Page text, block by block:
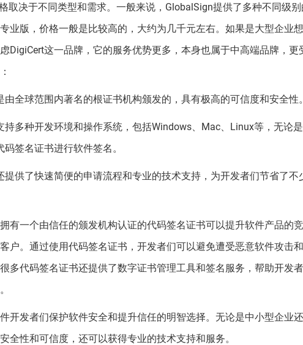
取决于不同类型和需求。一般来说，GlobalSign提供了多种不同级
业版，价格一般是比较高的，大约为几千元左右。如果是大型企业
DigiCert这一品牌，它的服务优势更多，本身也属于中高端品牌，更
由全球范围内著名的根证书机构颁发的，具有极高的可信度和安全性。
持多种开发环境和操作系统，包括Windows、Mac、Linux等，无论
签名证书进行软件签名。
提供了快速简便的申请流程和专业的技术支持，为开发者们节省了不
有一个由信任的颁发机构认证的代码签名证书可以提升软件产品的
户。通过使用代码签名证书，开发者们可以避免遭受恶意软件攻击
多代码签名证书还提供了数字证书管理工具和签名服务，帮助开发
开发者们保护软件安全和提升信任的明智选择。无论是中小型企业
全性和可信度，还可以获得专业的技术支持和服务。